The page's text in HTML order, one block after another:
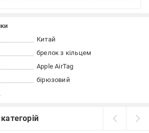
Китай
брелок з кільцем
Apple AirTag
бірюзовий